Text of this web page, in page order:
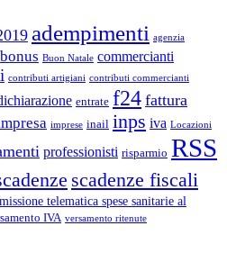
adempimenti agenzia
bonus Buon Natale commercianti
contributi artigiani contributi commercianti
entrate f24 fattura
imprese inail inps iva Locazioni
professionisti risparmio RSS
scadenze fiscali
telematica spese sanitarie al
IVA versamento ritenute